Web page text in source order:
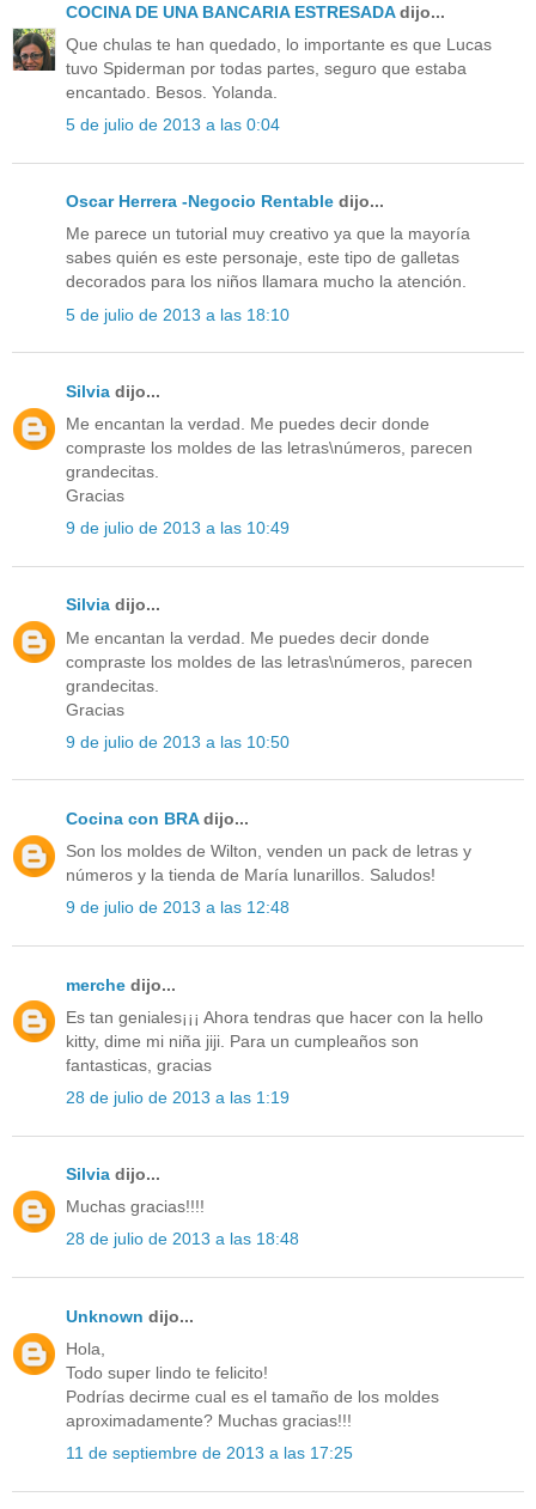
COCINA DE UNA BANCARIA ESTRESADAdijo...
Que chulas te han quedado, lo importante es que Lucas
tuvo Spiderman por todas partes, seguro que estaba
encantado. Besos. Yolanda.
5 de julio de 2013 a las 0:04
Oscar Herrera -Negocio Rentable dijo...
Me parece un tutorial muy creativo ya que la mayoría
sabes quién es este personaje, este tipo de galletas
decorados para los niños llamara mucho la atención.
5 de julio de 2013 a las 18:10
Silvia dijo...
Me encantan la verdad. Me puedes decir donde
compraste los moldes de las letras\números, parecen
grandecitas.
Gracias
9 de julio de 2013 a las 10:49
Silvia dijo...
Me encantan la verdad. Me puedes decir donde
compraste los moldes de las letras\números, parecen
grandecitas.
Gracias
9 de julio de 2013 a las 10:50
Cocina con BRAdijo...
Son los moldes de Wilton, venden un pack de letras y
números y la tienda de María lunarillos. Saludos!
9 de julio de 2013 a las 12:48
merche dijo...
Es tan geniales¡¡¡ Ahora tendras que hacer con la hello
kitty, dime mi niña jiji. Para un cumpleaños son
fantasticas, gracias
28 de julio de 2013 a las 1:19
Silvia dijo...
Muchas gracias!!!!
28 de julio de 2013 a las 18:48
Unknown dijo...
Hola,
Todo super lindo te felicito!
Podrías decirme cual es el tamaño de los moldes
aproximadamente? Muchas gracias!!!
11 de septiembre de 2013 a las 17:25